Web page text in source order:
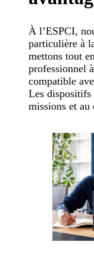
À l’ESPCI,
particulière à
mettons tout
professionnel
compatible
Les dispositifs
missions et au